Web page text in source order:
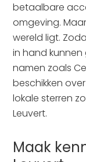
betaalbare
omgeving.
wereld ligt.
in hand kunnen
namen zoals
beschikken
lokale sterren
Leuvert.
Maak